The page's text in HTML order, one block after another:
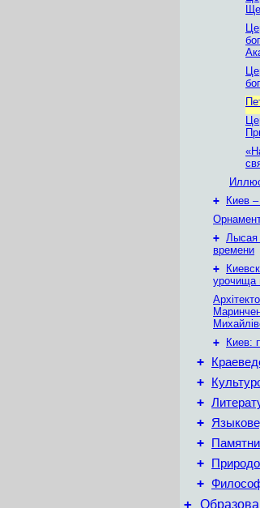
+
Киев
+ Лысая
времени
+
урочища
+
Киев:
+
+
+
+
+
+
+
+